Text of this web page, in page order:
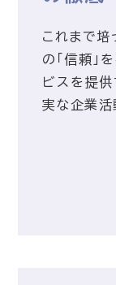
これまで培
の「信頼」
ビスを提
実な企業活